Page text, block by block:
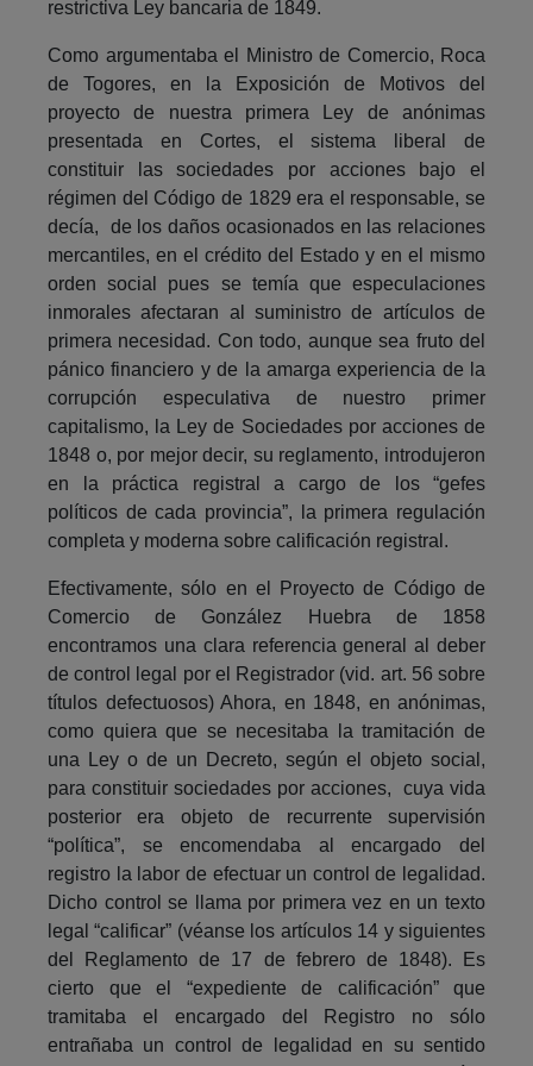
restrictiva Ley bancaria de 1849.
Como argumentaba el Ministro de Comercio, Roca
de Togores, en la Exposición de Motivos del
proyecto de nuestra primera Ley de anónimas
presentada en Cortes, el sistema liberal de
constituir las sociedades por acciones bajo el
régimen del Código de 1829 era el responsable, se
decía, de los daños ocasionados en las relaciones
mercantiles, en el crédito del Estado y en el mismo
orden social pues se temía que especulaciones
inmorales afectaran al suministro de artículos de
primera necesidad. Con todo, aunque sea fruto del
pánico financiero y de la amarga experiencia de la
corrupción especulativa de nuestro primer
capitalismo, la Ley de Sociedades por acciones de
1848 o, por mejor decir, su reglamento, introdujeron
en la práctica registral a cargo de los “gefes
políticos de cada provincia”, la primera regulación
completa y moderna sobre calificación registral.
Efectivamente, sólo en el Proyecto de Código de
Comercio de González Huebra de 1858
encontramos una clara referencia general al deber
de control legal por el Registrador (vid. art. 56 sobre
títulos defectuosos) Ahora, en 1848, en anónimas,
como quiera que se necesitaba la tramitación de
una Ley o de un Decreto, según el objeto social,
para constituir sociedades por acciones, cuya vida
posterior era objeto de recurrente supervisión
“política”, se encomendaba al encargado del
registro la labor de efectuar un control de legalidad.
Dicho control se llama por primera vez en un texto
legal “calificar” (véanse los artículos 14 y siguientes
del Reglamento de 17 de febrero de 1848). Es
cierto que el “expediente de calificación” que
tramitaba el encargado del Registro no sólo
entrañaba un control de legalidad en su sentido